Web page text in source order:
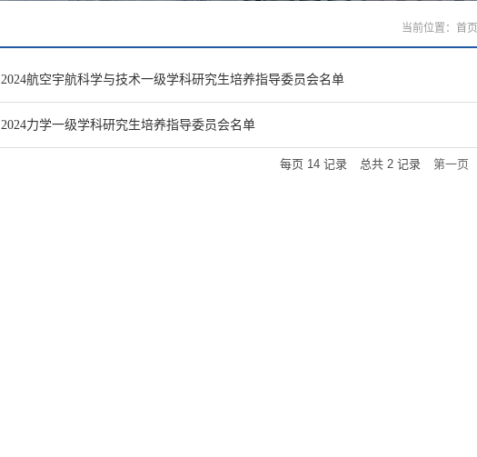
当前位置： 首页
2024航空宇航科学与技术一级学科研究生培养指导委员会名单
2024力学一级学科研究生培养指导委员会名单
每页 14 记录 总共 2 记录 第一页